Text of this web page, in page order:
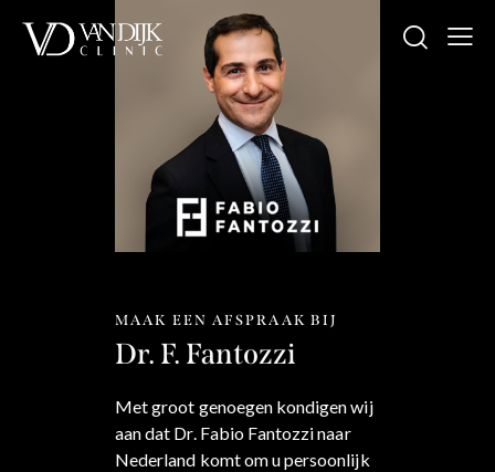
MAAK EEN AFSPRAAK BIJ
Dr. F. Fantozzi
Met groot genoegen kondigen wij
aan dat Dr. Fabio Fantozzi naar
Nederland komt om u persoonlijk